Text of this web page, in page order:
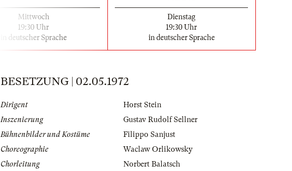
Mittwoch
19:30 Uhr
in deutscher Sprache
Dienstag
19:30 Uhr
in deutscher Sprache
BESETZUNG | 02.05.1972
Dirigent
Horst Stein
Inszenierung
Gustav Rudolf Sellner
Bühnenbilder und Kostüme
Filippo Sanjust
Choreographie
Waclaw Orlikowsky
Chorleitung
Norbert Balatsch